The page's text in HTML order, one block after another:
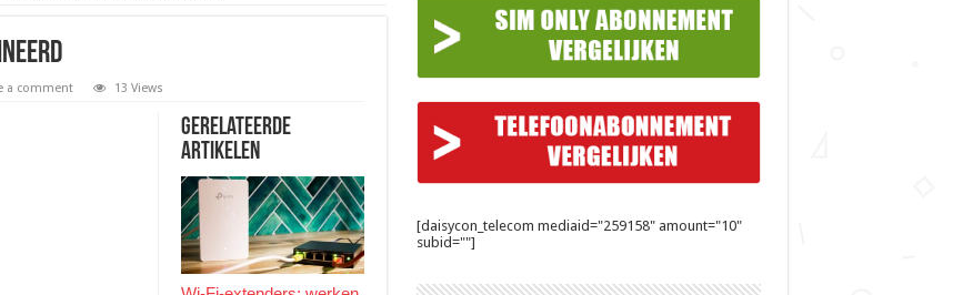
a comment 13 Views
Gerelateerde
Artikelen
[daisycon_telecom mediaid="259158" amount="10"
subid=""]